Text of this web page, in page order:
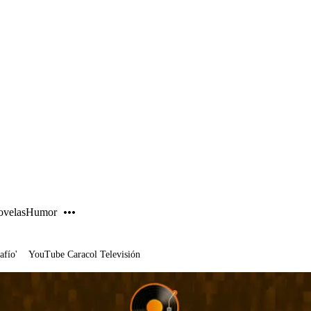
Humor
YouTube Caracol Televisión